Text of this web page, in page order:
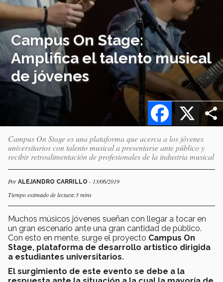
Campus On Stage:
Amplifica el talento musical
de jóvenes
X
Facebook
Campus On Stage es una plataforma que acerca a los jóvenes
universitarios con talento musical a presentarse ante público y
recibir retroalimentación de profesionales de la industria musical
Por ALEJANDRO CARRILLO - 13/06/2019
Tiempo estimado de lectura:3 mins
Muchos músicos jóvenes sueñan con llegar a tocar en
un gran escenario ante una gran cantidad de público.
Con esto en mente, surge el proyecto Campus On
Stage, plataforma de desarrollo artístico dirigida
a estudiantes universitarios.
El surgimiento de este evento se debe a la